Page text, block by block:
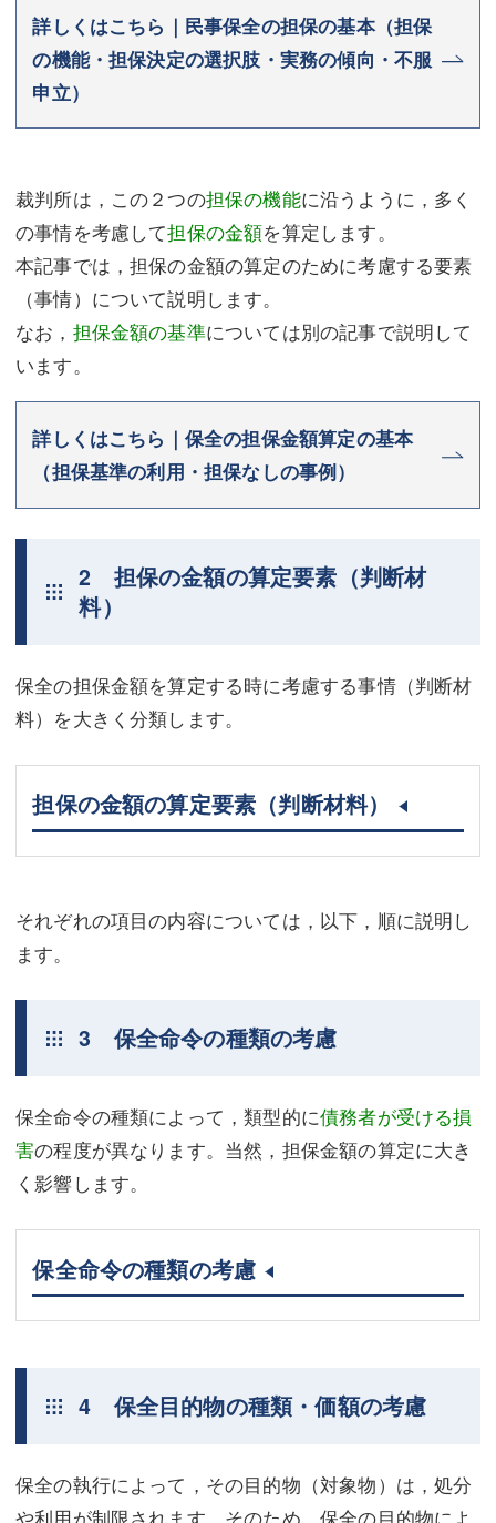
詳しくはこちら｜民事保全の担保の基本（担保
の機能・担保決定の選択肢・実務の傾向・不服
申立）
裁判所は，この２つの担保の機能に沿うように，多く
の事情を考慮して担保の金額を算定します。
本記事では，担保の金額の算定のために考慮する要素
（事情）について説明します。
なお， 担保金額の基準については別の記事で説明して
います。
詳しくはこちら｜保全の担保金額算定の基本
（担保基準の利用・担保なしの事例）
2 担保の金額の算定要素（判断材
料）
保全の担保金額を算定する時に考慮する事情（判断材
料）を大きく分類します。
担保の金額の算定要素（判断材料）
それぞれの項目の内容については，以下，順に説明し
ます。
3 保全命令の種類の考慮
保全命令の種類によって，類型的に債務者が受ける損
害の程度が異なります。当然，担保金額の算定に大き
く影響します。
保全命令の種類の考慮
4 保全目的物の種類・価額の考慮
保全の執行によって，その目的物（対象物）は，処分